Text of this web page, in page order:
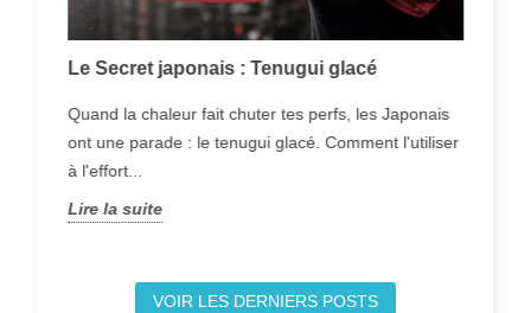
Le Secret japonais : Tenugui glacé
Quand la chaleur fait chuter tes perfs, les Japonais
ont une parade : le tenugui glacé. Comment l'utiliser
à l'effort...
Lire la suite
VOIR LES DERNIERS POSTS